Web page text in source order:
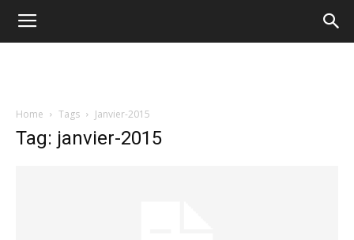
Home Tags Janvier-2015
Tag: janvier-2015